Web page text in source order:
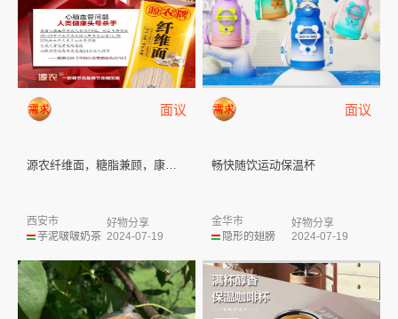
面议
源农纤维面，糖脂兼顾，康养首选...
芋泥啵啵奶茶
西安市
好物分享
2024-07-19
面议
畅快随饮运动保温杯
隐形的翅膀
金华市
好物分享
2024-07-19